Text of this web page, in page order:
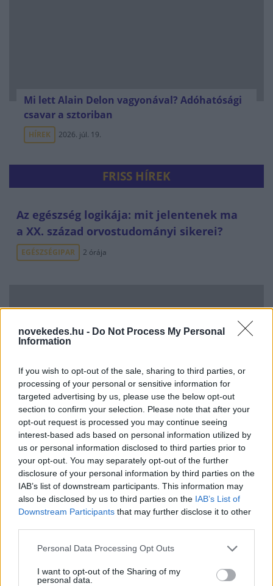
novekedes.hu - Do Not Process My Personal
Information
If you wish to opt-out of the sale, sharing to third parties, or
processing of your personal or sensitive information for
targeted advertising by us, please use the below opt-out
section to confirm your selection. Please note that after your
opt-out request is processed you may continue seeing
interest-based ads based on personal information utilized by
us or personal information disclosed to third parties prior to
your opt-out. You may separately opt-out of the further
disclosure of your personal information by third parties on the
IAB’s list of downstream participants. This information may
also be disclosed by us to third parties on the IAB’s List of
Downstream Participants that may further disclose it to other
Please note that this website/app uses one or more Google
not limited to your visit or usage behaviour. You may click to
grant or deny consent to Google and its third-party tags to
Personal Data Processing Opt Outs
I want to opt-out of the Sharing of my
personal data.
Mi lett Alain Delon vagyonával? Adóhatósági
csavar a sztoriban
HÍREK 2026. júl. 19.
FRISS HÍREK
Az egészség logikája: mit jelentenek ma
a XX. század orvostudományi sikerei?
EGÉSZSÉGIPAR 2 órája
Elképesztő, kiknek termelnek most hasznot
Jeffrey Epstein magánszigetei
ELEMZÉSEK 3 órája
Súlyos feszültség Olaszország és
Spanyolország között: kölcsönös korlátozás
az egymás országából érkezőkre